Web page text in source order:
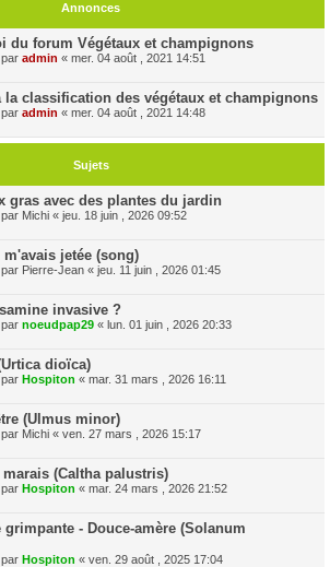
Annonces
du forum Végétaux et champignons
admin « mer. 04 août , 2021 14:51
la classification des végétaux et champignons
admin « mer. 04 août , 2021 14:48
Sujets
gras avec des plantes du jardin
Michi « jeu. 18 juin , 2026 09:52
m'avais jetée (song)
Pierre-Jean « jeu. 11 juin , 2026 01:45
invasive ?
noeudpap29 « lun. 01 juin , 2026 20:33
dioïca)
Hospiton « mar. 31 mars , 2026 16:11
(Ulmus minor)
Michi « ven. 27 mars , 2026 15:17
marais (Caltha palustris)
Hospiton « mar. 24 mars , 2026 21:52
- Douce-amère (Solanum
Hospiton « ven. 29 août , 2025 17:04